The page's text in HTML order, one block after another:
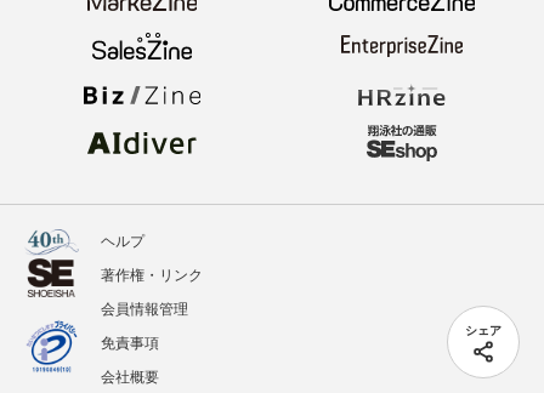
シェア
ヘルプ
著作権・リンク
会員情報管理
免責事項
会社概要